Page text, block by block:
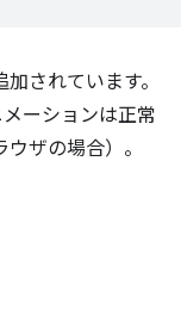
されています。
ーションは正常
ザの場合）。